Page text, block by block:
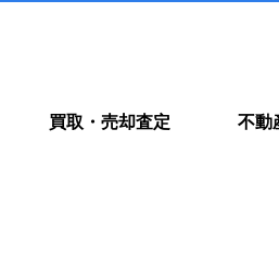
買取・売却査定 不動